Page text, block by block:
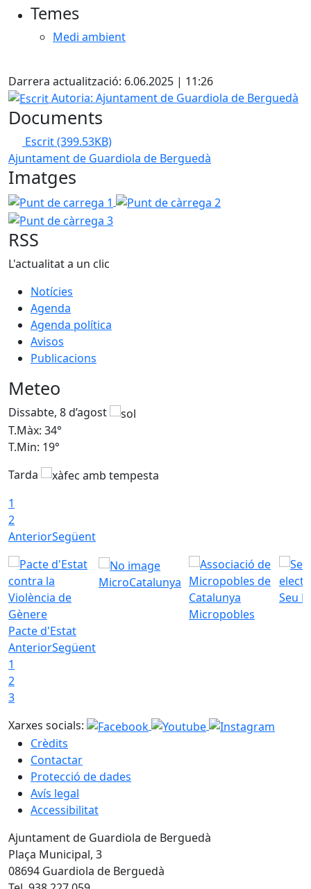
Temes
Medi ambient
Darrera actualització: 6.06.2025 | 11:26
Escrit
Autoria: Ajuntament de Guardiola de Berguedà
Documents
Escrit(399.53KB)
Ajuntament de Guardiola de Berguedà
Imatges
Punt de carrega 1 Punt de càrrega 2
RSS
L'actualitat a un clic
Notícies
Agenda
Agenda política
Avisos
Publicacions
Meteo
Dissabte, 8 d’agost
T.Màx: 34°
T.Min: 19°
Tarda
1
2
AnteriorSegüent
Pacte d'Estat
MicroCatalunya
Micropobles
Seu
AnteriorSegüent
1
2
3
Xarxes socials:
Crèdits
Contactar
Protecció de dades
Avís legal
Accessibilitat
Ajuntament de Guardiola de Berguedà
Plaça Municipal, 3
08694 Guardiola de Berguedà